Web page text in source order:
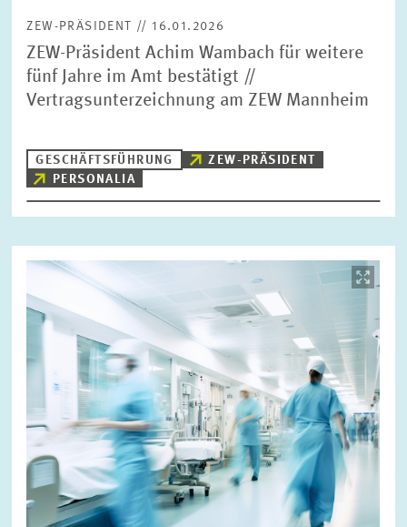
ZEW-PRÄSIDENT // 16.01.2026
ZEW-Präsident Achim Wambach für weitere
fünf Jahre im Amt bestätigt //
Vertragsunterzeichnung am ZEW Mannheim
GESCHÄFTSFÜHRUNG
ZEW-PRÄSIDENT
PERSONALIA
Bild
in
vergrößerter
Ansicht